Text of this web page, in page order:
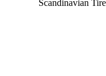
Scandinavian